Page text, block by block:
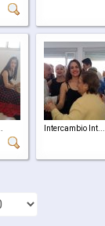
Intercambio Int...